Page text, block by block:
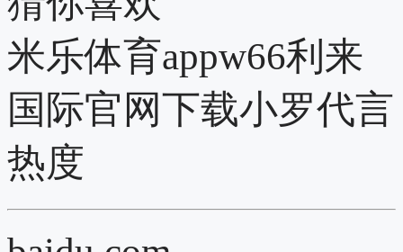
米乐体育appw66利来
国际官网下载小罗代言
热度